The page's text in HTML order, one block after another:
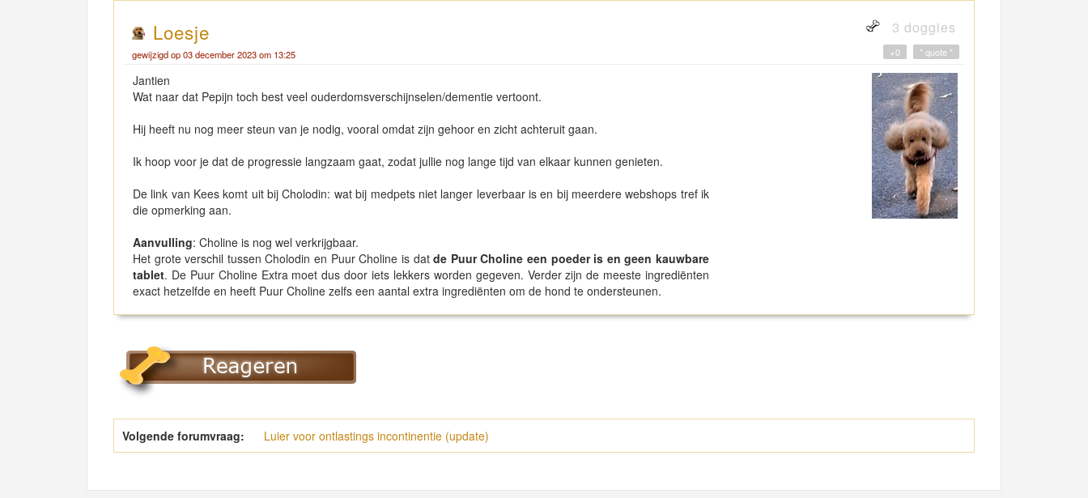
Loesje 3 doggies
gewijzigd op 03 december 2023 om 13:25 " quote "
+0
Jantien
Wat naar dat Pepijn toch best veel ouderdomsverschijnselen/dementie vertoont.
Hij heeft nu nog meer steun van je nodig, vooral omdat zijn gehoor en zicht achteruit gaan.
Ik hoop voor je dat de progressie langzaam gaat, zodat jullie nog lange tijd van elkaar kunnen genieten.
De link van Kees komt uit bij Cholodin: wat bij medpets niet langer leverbaar is en bij meerdere webshops tref ik
die opmerking aan.
Aanvulling: Choline is nog wel verkrijgbaar.
Het grote verschil tussen Cholodin en Puur Choline is datde Puur Choline een poeder is en geen kauwbare
tablet. De Puur Choline Extra moet dus door iets lekkers worden gegeven. Verder zijn de meeste ingrediënten
exact hetzelfde en heeft Puur Choline zelfs een aantal extra ingrediënten om de hond te ondersteunen.
Volgende forumvraag: Luier voor ontlastings incontinentie (update)